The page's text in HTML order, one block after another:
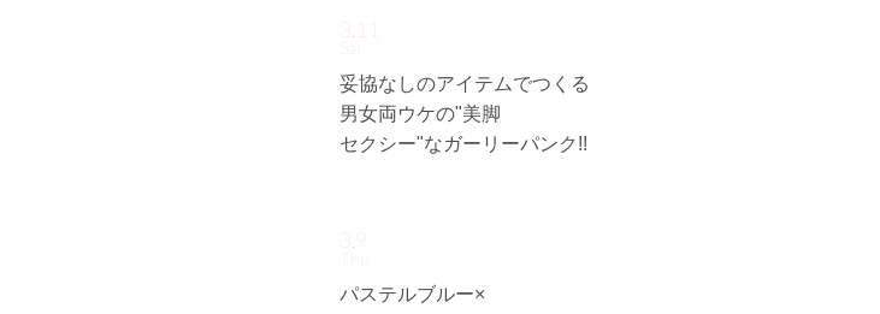
妥協なしのアイテムでつくる
男女両ウケの"美脚
セクシー"なガーリーパンク!!
パステルブルー×